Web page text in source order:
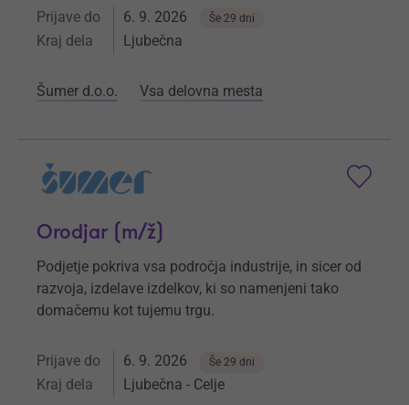
Prijave do 6. 9. 2026 Še 29 dni
Kraj dela Ljubečna
Šumer d.o.o. Vsa delovna mesta
Orodjar (m/ž)
Podjetje pokriva vsa področja industrije, in sicer od
razvoja, izdelave izdelkov, ki so namenjeni tako
domačemu kot tujemu trgu.
Prijave do 6. 9. 2026 Še 29 dni
Kraj dela Ljubečna - Celje